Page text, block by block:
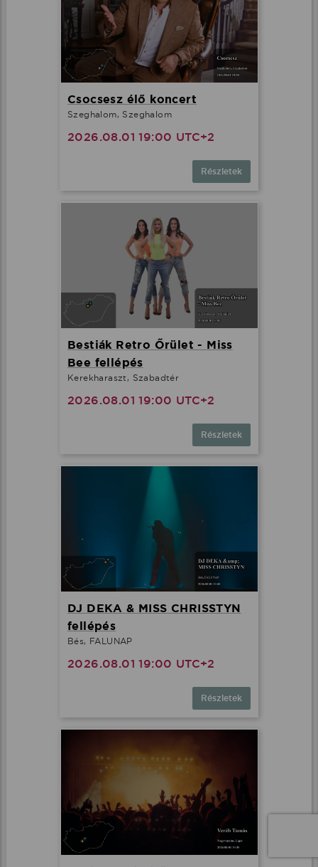
Csocsesz élő koncert
Szeghalom, Szeghalom
2026.08.01 19:00 UTC+2
Részletek
Bestiák Retro Őrület - Miss
Bee fellépés
Kerekharaszt, Szabadtér
2026.08.01 19:00 UTC+2
Részletek
DJ DEKA & MISS CHRISSTYN
fellépés
Bés, FALUNAP
2026.08.01 19:00 UTC+2
Részletek